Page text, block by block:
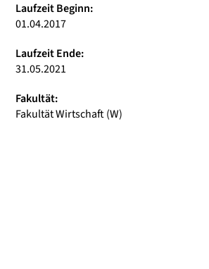
Laufzeit Beginn:
01.04.2017
Laufzeit Ende:
31.05.2021
Fakultät:
Fakultät Wirtschaft (W)